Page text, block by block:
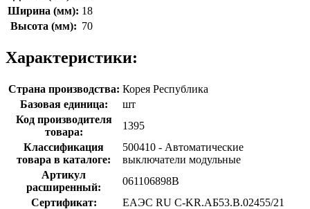
Ширина (мм): 18
Высота (мм): 70
Характеристики:
Страна производства: Корея Республика
Базовая единица:
шт
Код производителя
товара:
1395
Классификация
товара в каталоге:
500410 - Автоматические
выключатели модульные
Артикул
расширенный:
061106898B
Сертификат:
ЕАЭС RU С-KR.АБ53.В.02455/21